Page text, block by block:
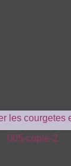
les courgetes